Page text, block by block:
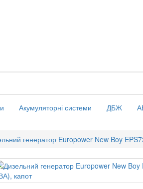
Акумуляторні системи ДБЖ
генератор Europower New Boy